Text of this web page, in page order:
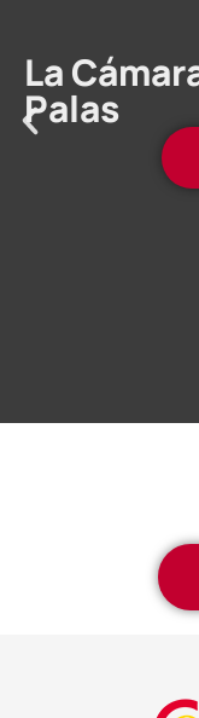
La
Palas